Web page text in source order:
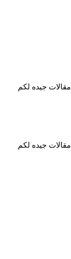
جيده لكم
جيده لكم